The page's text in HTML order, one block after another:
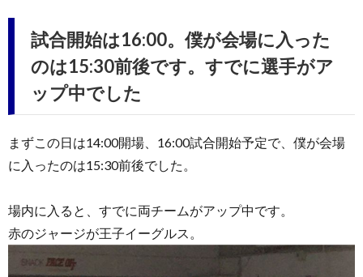
試合開始は16:00。僕が会場に入った
のは15:30前後です。すでに選手がア
ップ中でした
まずこの日は14:00開場、16:00試合開始予定で、僕が会場
に入ったのは15:30前後でした。
場内に入ると、すでに両チームがアップ中です。
赤のジャージが王子イーグルス。